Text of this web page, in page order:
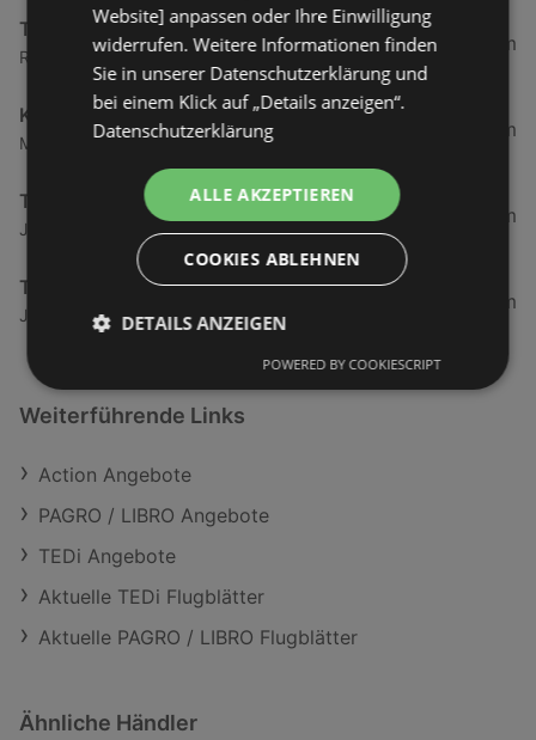
TEDi
Rheinstraße 14, 6900 Bregenz
10,51 km
KiK
Mariahilfstraße 2, 6900 Bregenz
10,77 km
TEDi
Johann-Georg-Ulmer-Straße 2, 6850 Dornbirn
11,78 km
Takko Fashion
Johann-Georg-Ulmer-Straße 3, 6850 Dornbirn
11,8 km
Weiterführende Links
Action Angebote
PAGRO / LIBRO Angebote
TEDi Angebote
Aktuelle TEDi Flugblätter
Aktuelle PAGRO / LIBRO Flugblätter
Ähnliche Händler
Website] anpassen oder Ihre Einwilligung
widerrufen. Weitere Informationen finden
Sie in unserer Datenschutzerklärung und
bei einem Klick auf „Details anzeigen“.
Datenschutzerklärung
ALLE AKZEPTIEREN
COOKIES ABLEHNEN
DETAILS ANZEIGEN
POWERED BY COOKIESCRIPT